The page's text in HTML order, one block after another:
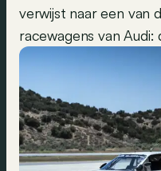
verwijst naar een van
racewagens van